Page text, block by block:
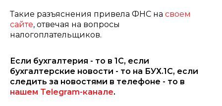
Такие разъяснения привела ФНС на своем
сайте, отвечая на вопросы
налогоплательщиков.
Если бухгалтерия - то в 1С, если
бухгалтерские новости - то на БУХ.1С, если
следить за новостями в телефоне - то в
нашем Telegram-канале.